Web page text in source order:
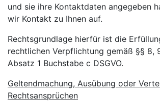
und sie ihre Kontaktdaten angegeben
wir Kontakt zu Ihnen auf.
Rechtsgrundlage hierfür ist die
rechtlichen Verpflichtung gemäß §§ 8,
Absatz 1 Buchstabe c DSGVO.
Geltendmachung, Ausübung oder
Rechtsansprüchen